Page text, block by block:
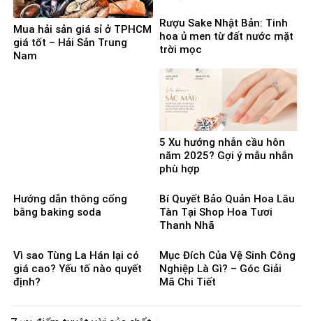
Mua hải sản giá sỉ ở TPHCM
giá tốt – Hải Sản Trung
Nam
Rượu Sake Nhật Bản: Tinh
hoa ủ men từ đất nước mặt
trời mọc
5 Xu hướng nhẫn cầu hôn
năm 2025? Gợi ý mẫu nhẫn
phù hợp
Hướng dẫn thông cống
bằng baking soda
Bí Quyết Bảo Quản Hoa Lâu
Tàn Tại Shop Hoa Tươi
Thanh Nhã
Vì sao Tùng La Hán lại có
giá cao? Yếu tố nào quyết
định?
Mục Đích Của Vệ Sinh Công
Nghiệp Là Gì? – Góc Giải
Mã Chi Tiết